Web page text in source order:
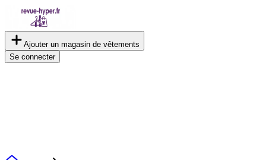
Ajouter un magasin de vêtements
Se connecter